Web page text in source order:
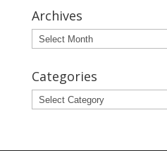
Archives
Archives
Categories
Categories